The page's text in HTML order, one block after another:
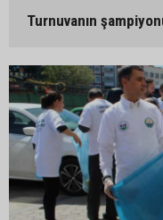
Turnuvanın